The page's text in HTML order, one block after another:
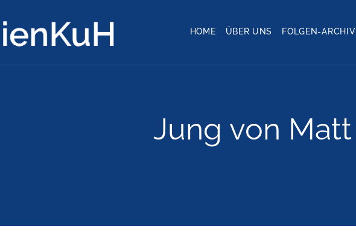
HOME ÜBER UNS FOLGEN-ARCHIV
Jung von Matt